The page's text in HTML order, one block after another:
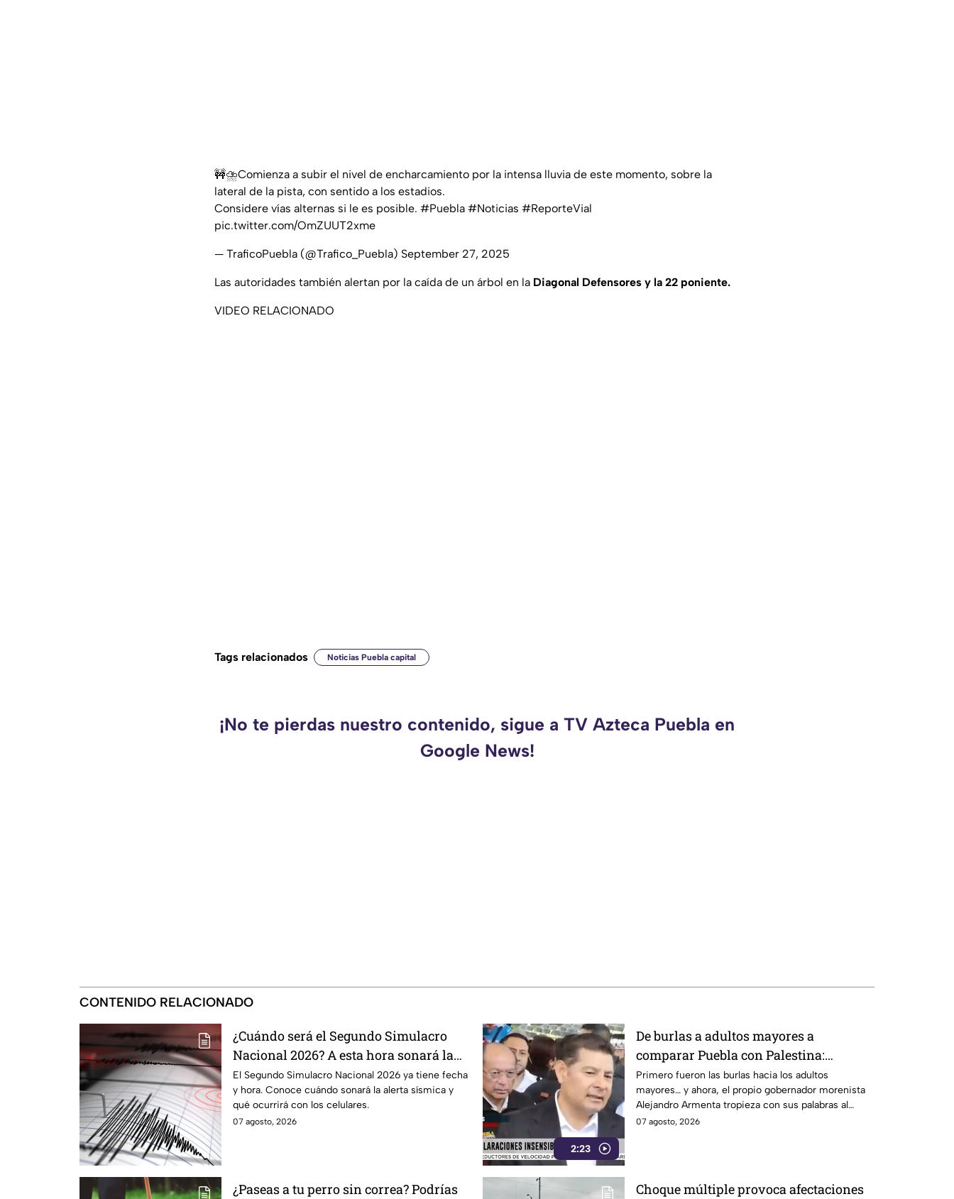
🚧⛈️Comienza a subir el nivel de encharcamiento por la intensa lluvia de este momento, sobre la
lateral de la pista, con sentido a los estadios.
Considere vías alternas si le es posible. #Puebla #Noticias #ReporteVial
pic.twitter.com/OmZUUT2xme
— TraficoPuebla (@Trafico_Puebla) September 27, 2025
Las autoridades también alertan por la caída de un árbol en la Diagonal Defensores y la 22 poniente.
VIDEO RELACIONADO
Tags relacionados Noticias Puebla capital
¡No te pierdas nuestro contenido, sigue a TV Azteca Puebla en
Google News!
CONTENIDO RELACIONADO
¿Cuándo será el Segundo Simulacro
Nacional 2026? A esta hora sonará la
alerta sísmica
El Segundo Simulacro Nacional 2026 ya tiene fecha
y hora. Conoce cuándo sonará la alerta sísmica y
qué ocurrirá con los celulares.
07 agosto, 2026
2:23
De burlas a adultos mayores a
comparar Puebla con Palestina:
Alejandro Armenta se disculpa “a
modo” por sus insensibles dichos sobre
Huixcolotla, repitiendo el guión de las
también morenistas Nayeli Salvatori y
Primero fueron las burlas hacia los adultos
mayores… y ahora, el propio gobernador morenista
Alejandro Armenta tropieza con sus palabras al
comparar el mal estado de las calles de Huixcolotla
declaración genera indignación?
07 agosto, 2026
¿Paseas a tu perro sin correa? Podrías Choque múltiple provoca afectaciones